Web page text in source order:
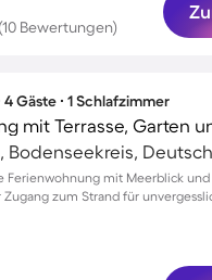
(10 Bewertungen)
Gäste ∙ 1 Schlafzimmer
Bodenseekreis,
Ferienwohnung mit Meerblick und
zum Strand für